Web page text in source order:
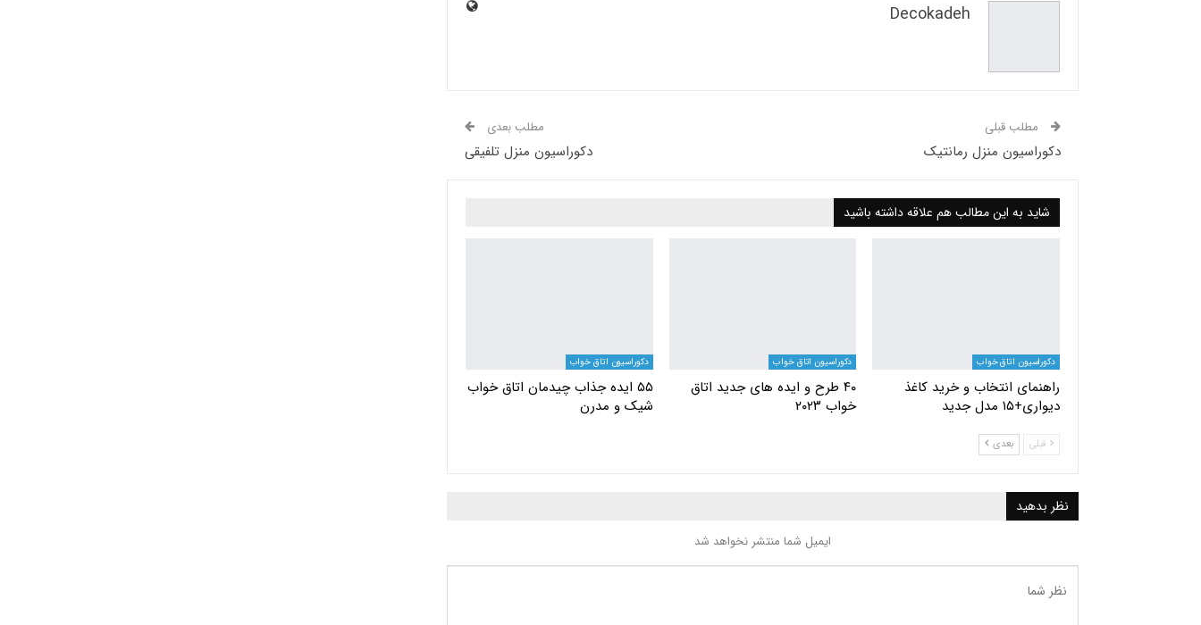
Decokadeh
مطلب قبلی
دکوراسیون منزل رمانتیک
مطلب بعدی
دکوراسیون منزل تلفیقی
شاید به این مطالب هم علاقه داشته باشید
دکوراسیون اتاق خواب
راهنمای انتخاب و خرید کاغذ
دیواری+۱۵ مدل جدید
دکوراسیون اتاق خواب
۴۰ طرح و ایده های جدید اتاق
خواب ۲۰۲۳
دکوراسیون اتاق خواب
۵۵ ایده جذاب چیدمان اتاق خواب
شیک و مدرن
قبلی بعدی
نظر بدهید
ایمیل شما منتشر نخواهد شد